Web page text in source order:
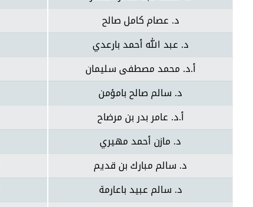
د. عصام كامل صالح
د. عبد الله أحمد بارعدي
أ.د. محمد مصطفى سليمان
د. سالم صالح بامؤمن
أ.د. عامر بدر بن مرضاح
د. مازن أحمد مهيري
د. سالم مبارك بن قديم
د. سالم عبيد باعارمة